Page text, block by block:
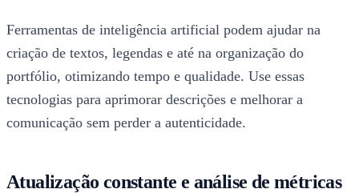
Ferramentas de inteligência artificial podem ajudar na
criação de textos, legendas e até na organização do
portfólio, otimizando tempo e qualidade. Use essas
tecnologias para aprimorar descrições e melhorar a
comunicação sem perder a autenticidade.
Atualização constante e análise de métricas